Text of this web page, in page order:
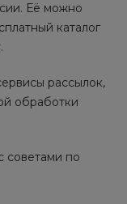
Её можно
каталог
рассылок,
обработки
советами по